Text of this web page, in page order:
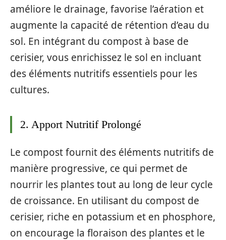
améliore le drainage, favorise l’aération et
augmente la capacité de rétention d’eau du
sol. En intégrant du compost à base de
cerisier, vous enrichissez le sol en incluant
des éléments nutritifs essentiels pour les
cultures.
2. Apport Nutritif Prolongé
Le compost fournit des éléments nutritifs de
manière progressive, ce qui permet de
nourrir les plantes tout au long de leur cycle
de croissance. En utilisant du compost de
cerisier, riche en potassium et en phosphore,
on encourage la floraison des plantes et le